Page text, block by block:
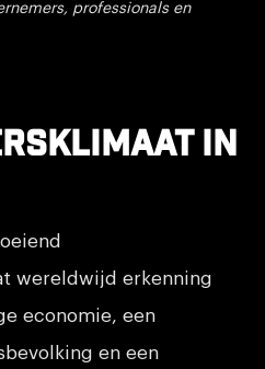
professionals en
in
wereldwijd erkenning
economie, een
en een